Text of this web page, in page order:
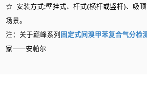
☆ 安装方式:壁挂式、杆式(横杆或竖杆)、吸顶
场景。
注：关于巅峰系列 固定式间溴甲苯复合气分检
家⸺安帕尔